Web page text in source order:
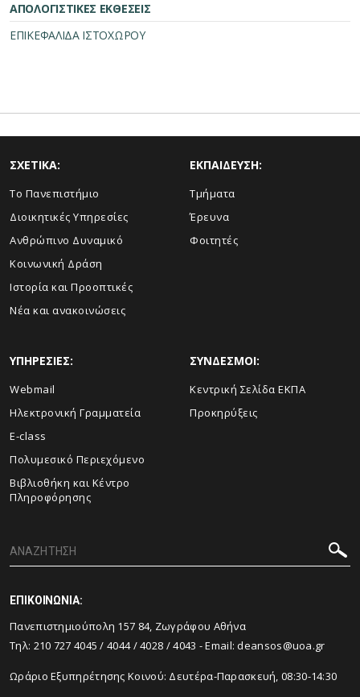
ΑΠΟΛΟΓΙΣΤΙΚΕΣ ΕΚΘΕΣΕΙΣ
ΕΠΙΚΕΦΑΛΙΔΑ ΙΣΤΟΧΩΡΟΥ
ΣΧΕΤΙΚΑ:
Το Πανεπιστήμιο
Διοικητικές Υπηρεσίες
Ανθρώπινο Δυναμικό
Κοινωνική Δράση
Ιστορία και Προοπτικές
Νέα και ανακοινώσεις
ΕΚΠΑΙΔΕΥΣΗ:
Τμήματα
Έρευνα
Φοιτητές
ΥΠΗΡΕΣΙΕΣ:
Webmail
Ηλεκτρονική Γραμματεία
E-class
Πολυμεσικό Περιεχόμενο
Βιβλιοθήκη και Κέντρο
Πληροφόρησης
ΣΥΝΔΕΣΜΟΙ:
Κεντρική Σελίδα ΕΚΠΑ
Προκηρύξεις
ΕΠΙΚΟΙΝΩΝΙΑ:
Πανεπιστημιούπολη 157 84, Ζωγράφου Αθήνα
Τηλ: 210 727 4045 /4044/4028 /4043 - Email:deansos@uoa.gr
Ωράριο Εξυπηρέτησης Κοινού: Δευτέρα-Παρασκευή, 08:30-14:30